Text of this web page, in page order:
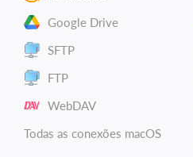
Google Drive
SFTP
FTP
WebDAV
Todas as conexões macOS